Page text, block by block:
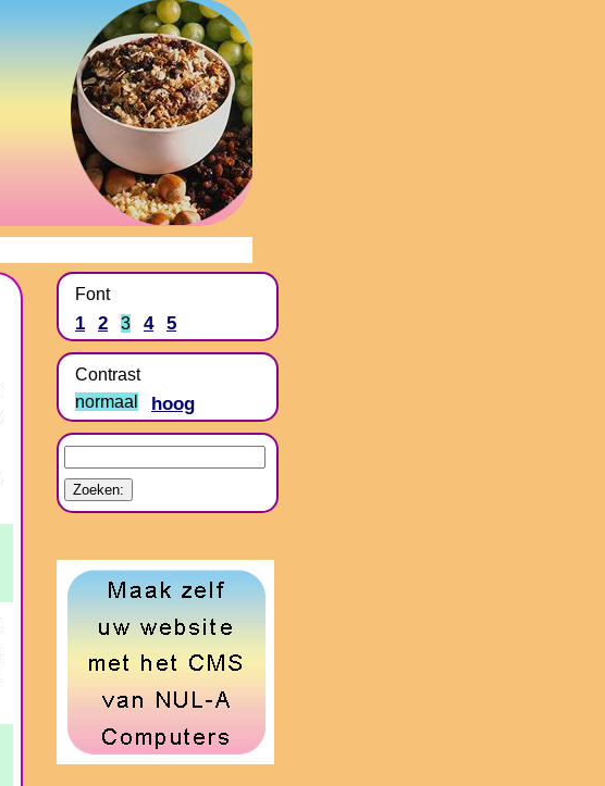
Font
1 2 3 4 5
Contrast
normaal
hoog